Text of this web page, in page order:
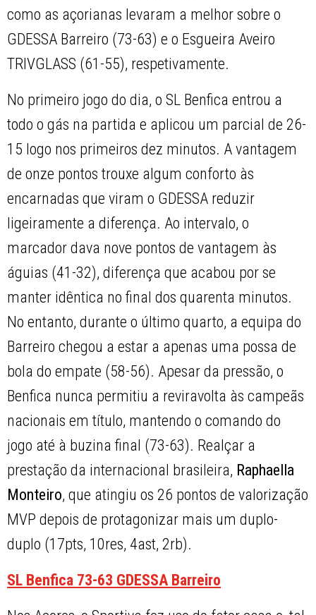
como as açorianas levaram a melhor sobre o
GDESSA Barreiro (73-63) e o Esgueira Aveiro
TRIVGLASS (61-55), respetivamente.
No primeiro jogo do dia, o SL Benfica entrou a
todo o gás na partida e aplicou um parcial de 26-
15 logo nos primeiros dez minutos. A vantagem
de onze pontos trouxe algum conforto às
encarnadas que viram o GDESSA reduzir
ligeiramente a diferença. Ao intervalo, o
marcador dava nove pontos de vantagem às
águias (41-32), diferença que acabou por se
manter idêntica no final dos quarenta minutos.
No entanto, durante o último quarto, a equipa do
Barreiro chegou a estar a apenas uma possa de
bola do empate (58-56). Apesar da pressão, o
Benfica nunca permitiu a reviravolta às campeãs
nacionais em título, mantendo o comando do
jogo até à buzina final (73-63). Realçar a
prestação da internacional brasileira, Raphaella
Monteiro, que atingiu os 26 pontos de valorização
MVP depois de protagonizar mais um duplo-
duplo (17pts, 10res, 4ast, 2rb).
SL Benfica 73-63 GDESSA Barreiro